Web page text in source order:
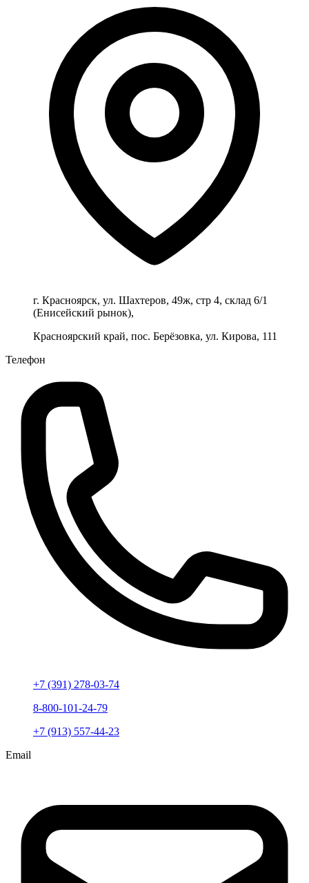
г. Красноярск, ул. Шахтеров, 49ж, стр 4, склад 6/1
(Енисейский рынок),
Красноярский край, пос. Берёзовка, ул. Кирова, 111
Телефон
+7 (391) 278-03-74
8-800-101-24-79
+7 (913) 557-44-23
Email